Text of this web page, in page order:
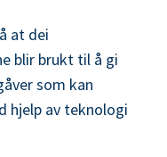
at dei
blir brukt til å gi
som kan
hjelp av teknologi